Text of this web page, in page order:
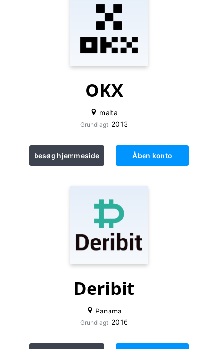
OKX
malta
Grundlagt: 2013
besøg hjemmeside Åben konto
Deribit
Panama
Grundlagt: 2016